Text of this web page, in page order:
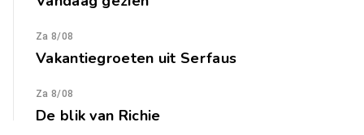
Za 8/08
Vakantiegroeten uit Serfaus
Za 8/08
De blik van Richie